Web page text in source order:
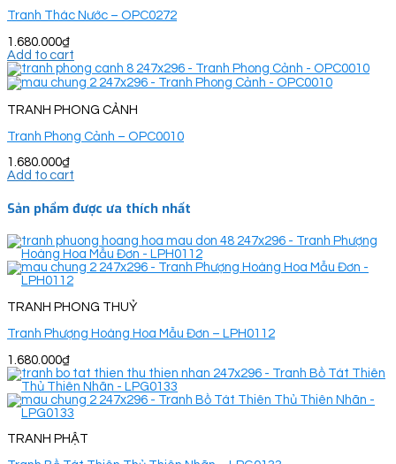
Tranh Thác Nước – OPC0272
1.680.000₫
Add to cart
TRANH PHONG CẢNH
Tranh Phong Cảnh – OPC0010
1.680.000₫
Add to cart
Sản phẩm được ưa thích nhất
TRANH PHONG THUỶ
Tranh Phượng Hoàng Hoa Mẫu Đơn – LPH0112
1.680.000₫
TRANH PHẬT